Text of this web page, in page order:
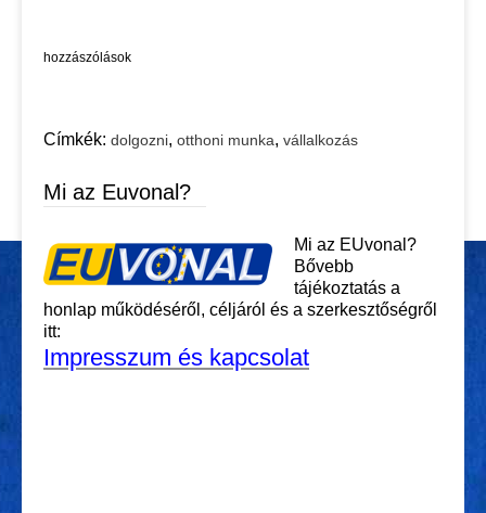
hozzászólások
Címkék: dolgozni, otthoni munka, vállalkozás
Mi az Euvonal?
Mi az EUvonal?
Bővebb
tájékoztatás a
honlap működéséről, céljáról és a szerkesztőségről
itt:
Impresszum és kapcsolat